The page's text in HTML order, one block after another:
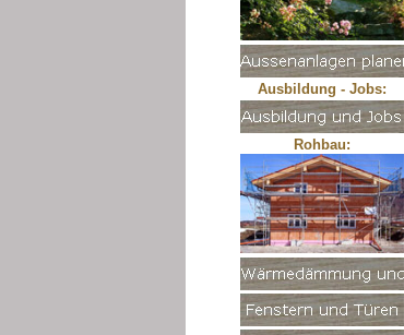
Ausbildung - Jobs:
Rohbau: